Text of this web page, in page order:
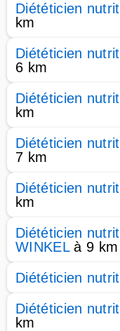
Diététicien
km
Diététicien
6 km
Diététicien
km
Diététicien
7 km
Diététicien
km
Diététicien
WINKELà 9 km
Diététicien
Diététicien
km